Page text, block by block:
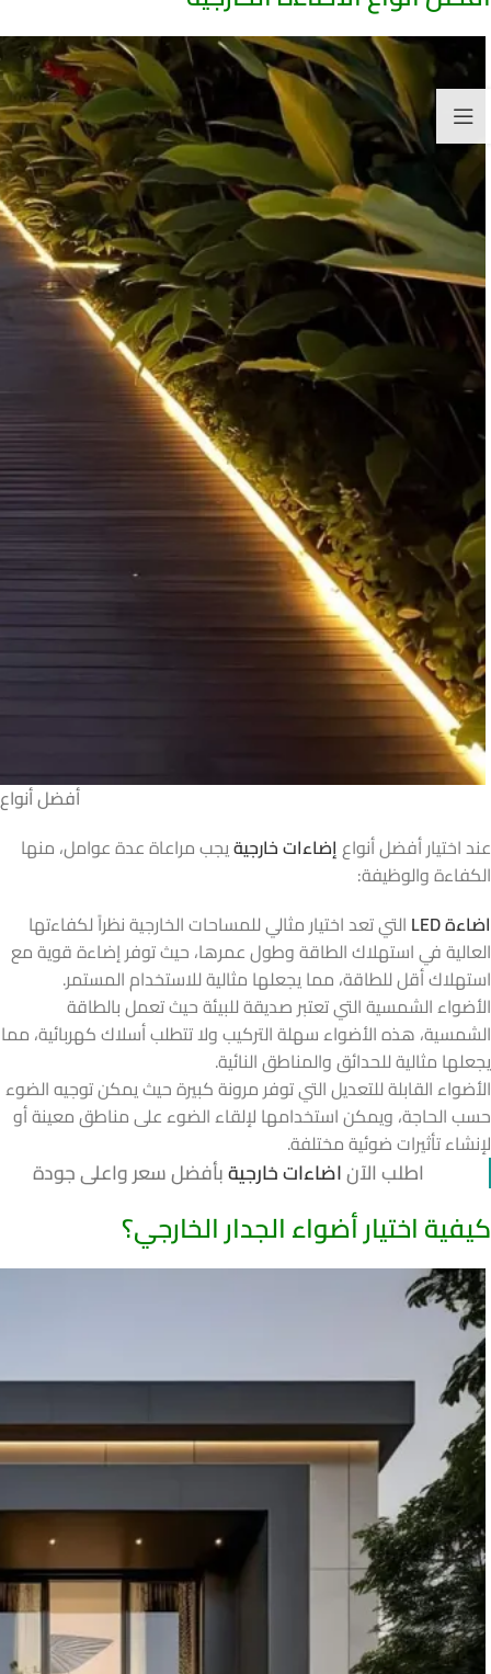
أفضل
عند اختيار أفضل أنواعإضاءات خارجيةيجب مراعاة عدة عوامل، منها
الكفاءة والوظيفة:
اضاءة LED
التي تعد اختيار مثالي للمساحات الخارجية نظراً لكفاءتها
العالية في استهلاك الطاقة وطول عمرها، حيث توفر إضاءة قوية مع
استهلاك أقل للطاقة، مما يجعلها مثالية للاستخدام المستمر.
الأضواء الشمسية التي تعتبر صديقة للبيئة حيث تعمل بالطاقة
الشمسية، هذه الأضواء سهلة التركيب ولا تتطلب أسلاك كهربائية، مما
يجعلها مثالية للحدائق والمناطق النائية.
الأضواء القابلة للتعديل التي توفر مرونة كبيرة حيث يمكن توجيه الضوء
حسب الحاجة، ويمكن استخدامها لإلقاء الضوء على مناطق معينة أو
لإنشاء تأثيرات ضوئية مختلفة.
اطلب الآناضاءات خارجيةبأفضل سعر واعلى جودة
كيفية اختيار أضواء الجدار الخارجي؟